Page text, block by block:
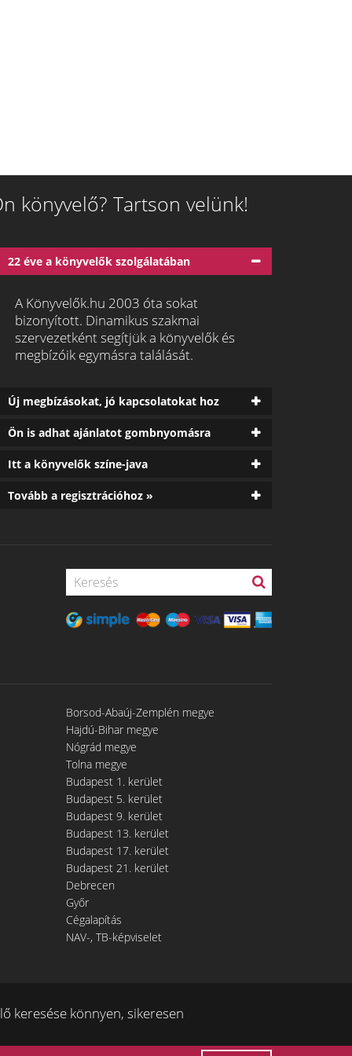
könyvelő? Tartson velünk!
22 éve a könyvelők szolgálatában
A Könyvelők.hu 2003 óta sokat
bizonyított. Dinamikus szakmai
szervezetként segítjük a könyvelők és
megbízóik egymásra találását.
Új megbízásokat, jó kapcsolatokat hoz
Ön is adhat ajánlatot gombnyomásra
Itt a könyvelők színe-java
Tovább a regisztrációhoz »
Borsod-Abaúj-Zemplén megye
Hajdú-Bihar megye
Nógrád megye
Tolna megye
Budapest 1. kerület
Budapest 5. kerület
Budapest 9. kerület
Budapest 13. kerület
Budapest 17. kerület
Budapest 21. kerület
Debrecen
Győr
Cégalapítás
NAV-, TB-képviselet
keresése könnyen, sikeresen